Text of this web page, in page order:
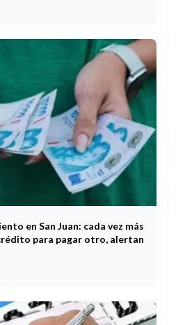
en San Juan: cada vez más
para pagar otro, alertan